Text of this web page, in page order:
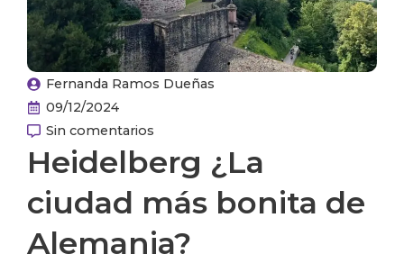
Fernanda Ramos Dueñas
09/12/2024
Sin comentarios
Heidelberg ¿La
ciudad más bonita de
Alemania?